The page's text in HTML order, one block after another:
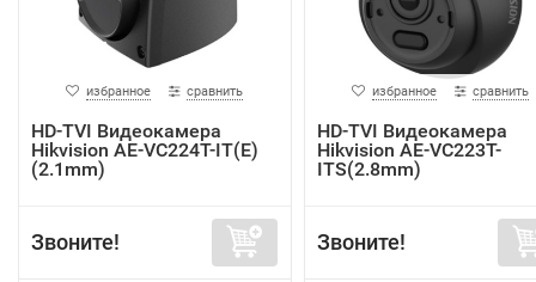
избранное сравнить
HD-TVI Видеокамера
Hikvision AE-VC224T-IT(E)
(2.1mm)
Звоните!
избранное сравнить
HD-TVI Видеокамера
Hikvision AE-VC223T-
ITS(2.8mm)
Звоните!